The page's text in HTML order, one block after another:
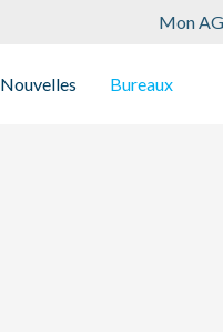
Mon
Nouvelles Bureaux